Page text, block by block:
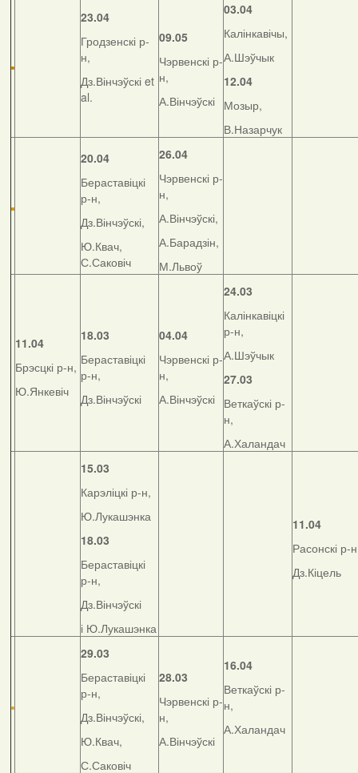
23.04
Гродзенскі р-
н,
Дз.Вінчэўскі et
al.
09.05
Чэрвенскі р-
н,
А.Вінчэўскі
03.04
Калінкавічы,
А.Шэўчык
12.04
Мозыр,
В.Назарчук
20.04
Бераставіцкі
р-н,
Дз.Вінчэўскі,
Ю.Квач,
С.Саковіч
26.04
Чэрвенскі р-
н,
А.Вінчэўскі,
А.Барадзін,
М.Львоў
11.04
Брэсцкі р-н,
Ю.Янкевіч
18.03
Бераставіцкі
р-н,
Дз.Вінчэўскі
04.04
Чэрвенскі р-
н,
А.Вінчэўскі
24.03
Калінкавіцкі
р-н,
А.Шэўчык
27.03
Веткаўскі р-
н,
А.Халандач
15.03
Карэліцкі р-н,
Ю.Лукашэнка
18.03
Бераставіцкі
р-н,
Дз.Вінчэўскі
і Ю.Лукашэнка
11.04
Расонскі р-
Дз.Кіцель
29.03
Бераставіцкі
р-н,
Дз.Вінчэўскі,
Ю.Квач,
С.Саковіч
28.03
Чэрвенскі р-
н,
А.Вінчэўскі
16.04
Веткаўскі р-
н,
А.Халандач